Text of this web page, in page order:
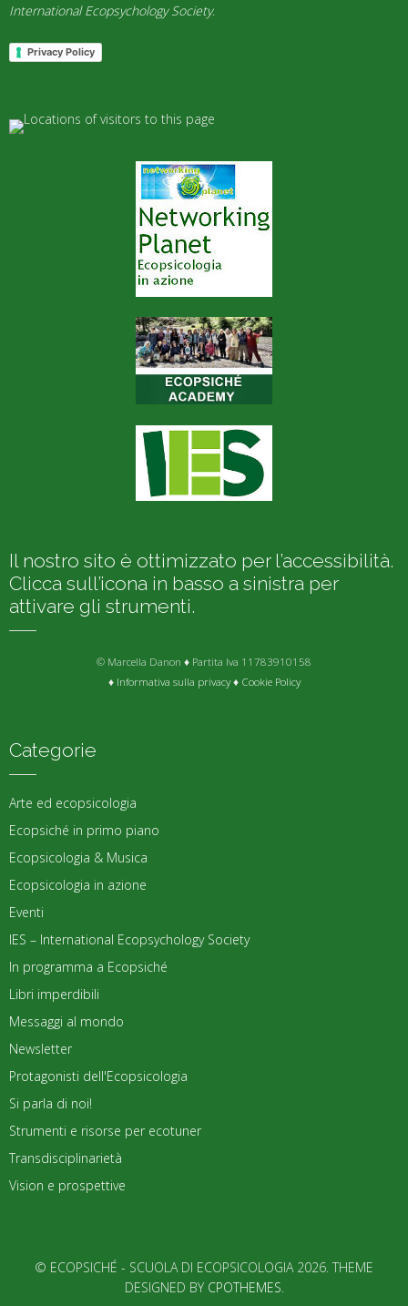
International Ecopsychology Society.
Privacy Policy
Il nostro sito è ottimizzato per l’accessibilità.
Clicca sull’icona in basso a sinistra per
attivare gli strumenti.
© Marcella Danon ♦ Partita Iva 11783910158
♦ Informativa sulla privacy♦ Cookie Policy
Categorie
Arte ed ecopsicologia
Ecopsiché in primo piano
Ecopsicologia & Musica
Ecopsicologia in azione
Eventi
IES – International Ecopsychology Society
In programma a Ecopsiché
Libri imperdibili
Messaggi al mondo
Newsletter
Protagonisti dell'Ecopsicologia
Si parla di noi!
Strumenti e risorse per ecotuner
Transdisciplinarietà
Vision e prospettive
© ECOPSICHÉ - SCUOLA DI ECOPSICOLOGIA 2026. THEME
DESIGNED BY CPOTHEMES.